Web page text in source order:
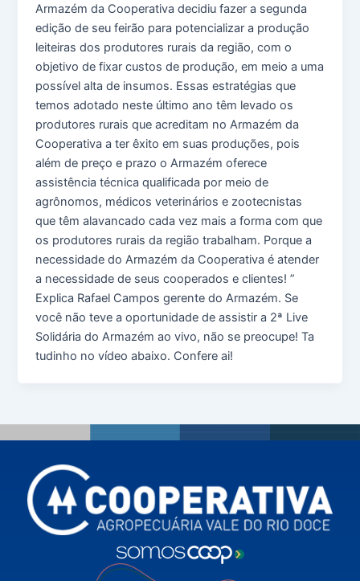
Armazém da Cooperativa decidiu fazer a segunda
edição de seu feirão para potencializar a produção
leiteiras dos produtores rurais da região, com o
objetivo de fixar custos de produção, em meio a uma
possível alta de insumos. Essas estratégias que
temos adotado neste último ano têm levado os
produtores rurais que acreditam no Armazém da
Cooperativa a ter êxito em suas produções, pois
além de preço e prazo o Armazém oferece
assistência técnica qualificada por meio de
agrônomos, médicos veterinários e zootecnistas
que têm alavancado cada vez mais a forma com que
os produtores rurais da região trabalham. Porque a
necessidade do Armazém da Cooperativa é atender
a necessidade de seus cooperados e clientes! ”
Explica Rafael Campos gerente do Armazém. Se
você não teve a oportunidade de assistir a 2ª Live
Solidária do Armazém ao vivo, não se preocupe! Ta
tudinho no vídeo abaixo. Confere ai!